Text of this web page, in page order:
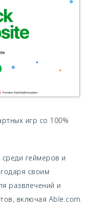
игр со 100%
среди геймеров и
своим
развлечений и
включая Able.com.